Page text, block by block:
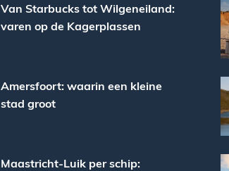
Van Starbucks tot Wilgeneiland:
varen op de Kagerplassen
Amersfoort: waarin een kleine
stad groot
Maastricht-Luik per schip: